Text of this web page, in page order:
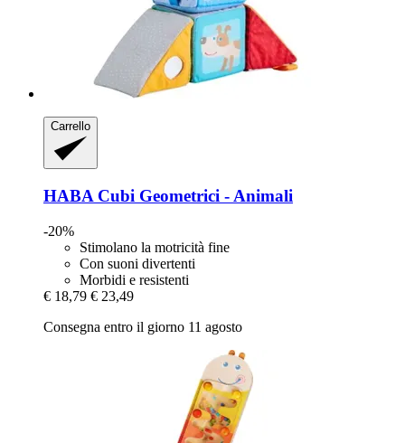
Carrello
HABA Cubi Geometrici -​ Animali
-20%
Stimolano la motricità fine
Con suoni divertenti
Morbidi e resistenti
€ 18,79 € 23,49
Consegna entro il giorno 11 agosto